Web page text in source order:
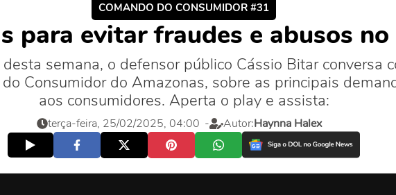
COMANDO DO CONSUMIDOR #31
para evitar fraudes e abusos no
semana, o defensor público Cássio Bitar conversa
Consumidor do Amazonas, sobre as principais
aos consumidores. Aperta o play e assista:
terça-feira, 25/02/2025, 04:00 - Autor:Haynna Halex